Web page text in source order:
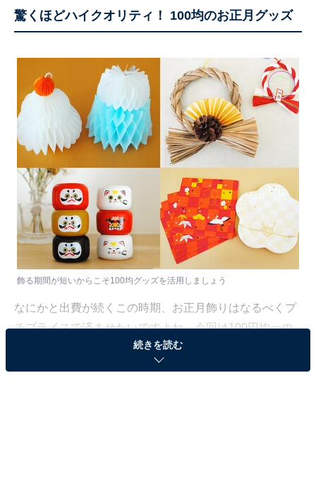
驚くほどハイクオリティ！ 100均のお正月グッズ
飾る期間が短いからこそ100均グッズを活用しましょう
なにかと出費が続くこの時期、お正月飾りはなるべくプ
チプライスで済ませたいですよね。今回は100円均一の
セリアとダイソーで見つけたお正月アイテムのなかで、
安っぽく見えない！大人かわいいアイテムを厳選してご
続きを読む